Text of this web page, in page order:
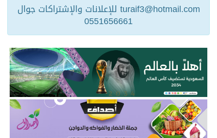
turaif3@hotmail.com للإعلانات والإشتراكات جوال
0551656661